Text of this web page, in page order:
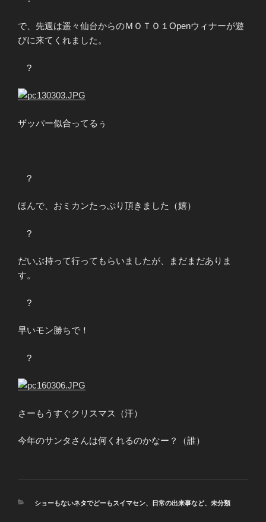
で、先週は遥々仙台からのＭＯＴＯ１Openウィナーが遊
びに来てくれました。
?
ザッパー似合ってるぅ
?
ほんで、おミカンたっぷり頂きました（嬉）
?
だいぶ持って行ってもらいましたが、まだまだありま
す。
?
早いモン勝ちで！
?
さーもうすぐクリスマス（汗）
今年のサンタさんは何くれるのかなー？（誰）
カ
ショーもないネタでどーもスイマセン、 日常の出来事など、 未分類